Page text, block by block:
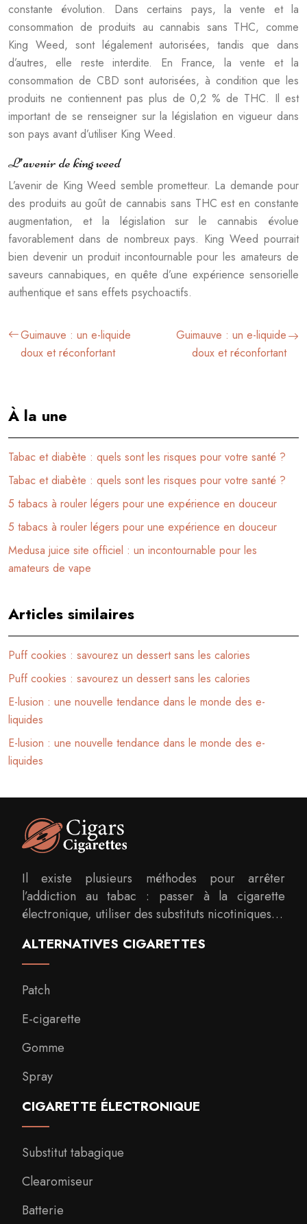
constante évolution. Dans certains pays, la vente et la
consommation de produits au cannabis sans THC, comme
King Weed, sont légalement autorisées, tandis que dans
d’autres, elle reste interdite. En France, la vente et la
consommation de CBD sont autorisées, à condition que les
produits ne contiennent pas plus de 0,2 % de THC. Il est
important de se renseigner sur la législation en vigueur dans
son pays avant d’utiliser King Weed.
L’avenir de king weed
L’avenir de King Weed semble prometteur. La demande pour
des produits au goût de cannabis sans THC est en constante
augmentation, et la législation sur le cannabis évolue
favorablement dans de nombreux pays. King Weed pourrait
bien devenir un produit incontournable pour les amateurs de
saveurs cannabiques, en quête d’une expérience sensorielle
authentique et sans effets psychoactifs.
Guimauve : un e-liquide
doux et réconfortant
Guimauve : un e-liquide
doux et réconfortant
À la une
Tabac et diabète : quels sont les risques pour votre santé ?
Tabac et diabète : quels sont les risques pour votre santé ?
5 tabacs à rouler légers pour une expérience en douceur
5 tabacs à rouler légers pour une expérience en douceur
Medusa juice site officiel : un incontournable pour les
amateurs de vape
Articles similaires
Puff cookies : savourez un dessert sans les calories
Puff cookies : savourez un dessert sans les calories
E-lusion : une nouvelle tendance dans le monde des e-
liquides
E-lusion : une nouvelle tendance dans le monde des e-
liquides
Il existe plusieurs méthodes pour arrêter
l’addiction au tabac : passer à la cigarette
électronique, utiliser des substituts nicotiniques…
ALTERNATIVES CIGARETTES
Patch
E-cigarette
Gomme
Spray
CIGARETTE ÉLECTRONIQUE
Substitut tabagique
Clearomiseur
Batterie